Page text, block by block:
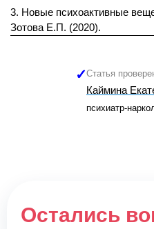
Новые психоактивные
Зотова Е.П. (2020).
Статья
Каймина
психиатр-
Остались